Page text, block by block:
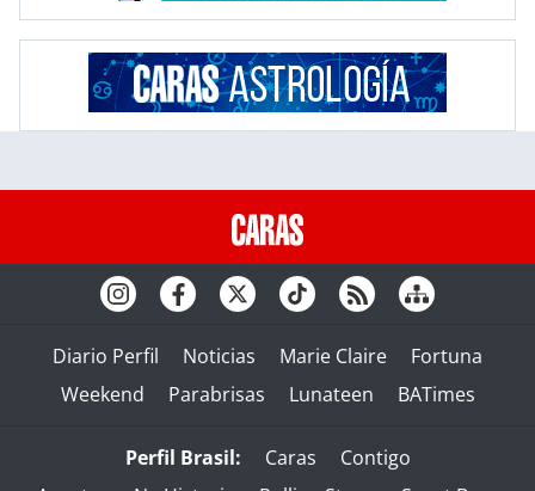
Diario Perfil Noticias Marie Claire
Fortuna
Weekend
Parabrisas Lunateen BATimes
Perfil Brasil: Caras
Contigo